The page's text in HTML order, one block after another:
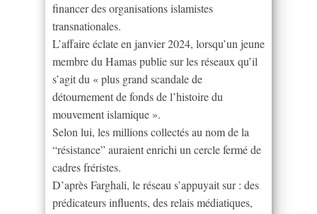
financer des organisations islamistes
transnationales.
L’affaire éclate en janvier 2024, lorsqu’un jeune
membre du Hamas publie sur les réseaux qu’il
s’agit du « plus grand scandale de
détournement de fonds de l’histoire du
mouvement islamique ».
Selon lui, les millions collectés au nom de la
“résistance” auraient enrichi un cercle fermé de
cadres fréristes.
D’après Farghali, le réseau s’appuyait sur : des
prédicateurs influents, des relais médiatiques,